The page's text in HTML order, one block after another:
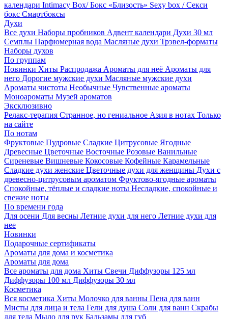
календари Intimacy Box/ Бокс «Близость» Sexy box / Секси
бокс Смартбоксы
Духи
Все духи Наборы пробников Адвент календари Духи 30 мл
Семплы Парфюмерная вода Масляные духи Трэвел-форматы
Наборы духов
По группам
Новинки Хиты Распродажа Ароматы для неё Ароматы для
него Дорогие мужские духи Масляные мужские духи
Ароматы чистоты Необычные Чувственные ароматы
Моноароматы Музей ароматов
Эксклюзивно
Релакс-терапия Странное, но гениальное Азия в нотах Только
на сайте
По нотам
Фруктовые Пудровые Сладкие Цитрусовые Ягодные
Древесные Цветочные Восточные Розовые Ванильные
Сиреневые Вишневые Кокосовые Кофейные Карамельные
Сладкие духи женские Цветочные духи для женщины Духи с
древесно-цитрусовым ароматом Фруктово-ягодные ароматы
Спокойные, тёплые и сладкие ноты Несладкие, спокойные и
свежие ноты
По времени года
Для осени Для весны Летние духи для него Летние духи для
нее
Новинки
Подарочные сертификаты
Ароматы для дома и косметика
Ароматы для дома
Все ароматы для дома Хиты Свечи Диффузоры 125 мл
Диффузоры 100 мл Диффузоры 30 мл
Косметика
Вся косметика Хиты Молочко для ванны Пена для ванн
Мисты для лица и тела Гели для душа Соли для ванн Скрабы
для тела Мыло для рук Бальзамы для губ